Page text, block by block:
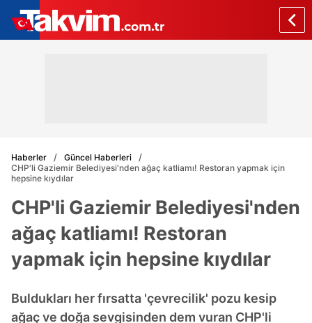
Haberler
Güncel Haberleri
CHP'li Gaziemir Belediyesi'nden ağaç katliamı! Restoran yapmak için
hepsine kıydılar
CHP'li Gaziemir Belediyesi'nden
ağaç katliamı! Restoran
yapmak için hepsine kıydılar
Buldukları her fırsatta 'çevrecilik' pozu kesip
ağaç ve doğa sevgisinden dem vuran CHP'li